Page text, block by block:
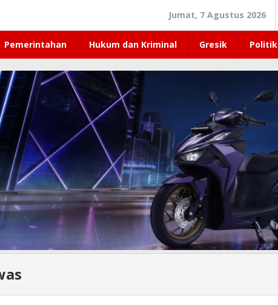
Jumat, 7 Agustus 2026
Pemerintahan Hukum dan Kriminal Gresik Politik